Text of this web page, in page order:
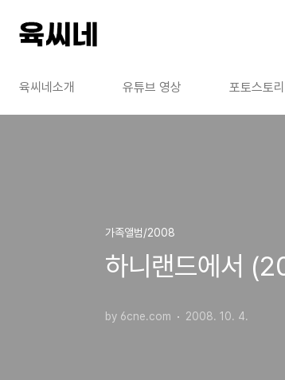
육씨네소개 유튜브 영상 포토스토리
가족앨범/2008
하니랜드에서
by 6cne.com 2008. 10. 4.